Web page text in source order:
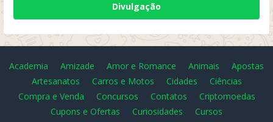
Divulgação
Academia Amizade Amor e Romance Animais
Apostas
Artesanatos
Carros e Motos Cidades
Ciências
Compra e Venda
Concursos Contatos
Criptomoedas
Cupons e Ofertas
Curiosidades
Cursos